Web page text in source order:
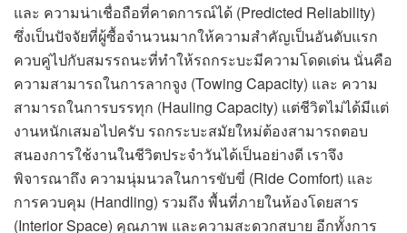
และ ความน่าเชื่อถือที่คาดการณ์ได้ (Predicted Reliability)
ซึ่งเป็นปัจจัยที่ผู้ซื้อจำนวนมากให้ความสำคัญเป็นอันดับแรก
ควบคู่ไปกับสมรรถนะที่ทำให้รถกระบะมีความโดดเด่น นั่นคือ
ความสามารถในการลากจูง (Towing Capacity) และ ความ
สามารถในการบรรทุก (Hauling Capacity) แต่ชีวิตไม่ได้มีแต่
งานหนักเสมอไปครับ รถกระบะสมัยใหม่ต้องสามารถตอบ
สนองการใช้งานในชีวิตประจำวันได้เป็นอย่างดี เราจึง
พิจารณาถึง ความนุ่มนวลในการขับขี่ (Ride Comfort) และ
การควบคุม (Handling) รวมถึง พื้นที่ภายในห้องโดยสาร
(Interior Space) คุณภาพ และความสะดวกสบาย อีกทั้งการ